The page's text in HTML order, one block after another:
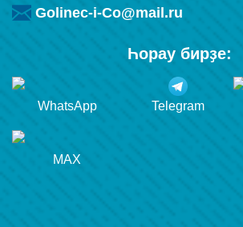
Golinec-i-Co@mail.ru
Һорау бирҙе:
WhatsApp Telegram
MAX